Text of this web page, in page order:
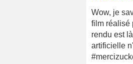
Wow, je
film réalisé
rendu est
artificielle